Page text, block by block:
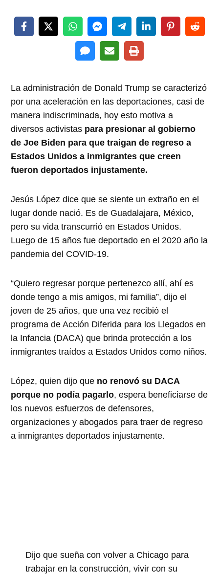
La administración de Donald Trump se caracterizó
por una aceleración en las deportaciones, casi de
manera indiscriminada, hoy esto motiva a
diversos activistas para presionar al gobierno
de Joe Biden para que traigan de regreso a
Estados Unidos a inmigrantes que creen
fueron deportados injustamente.
Jesús López dice que se siente un extraño en el
lugar donde nació. Es de Guadalajara, México,
pero su vida transcurrió en Estados Unidos.
Luego de 15 años fue deportado en el 2020 año la
pandemia del COVID-19.
“Quiero regresar porque pertenezco allí, ahí es
donde tengo a mis amigos, mi familia”, dijo el
joven de 25 años, que una vez recibió el
programa de Acción Diferida para los Llegados en
la Infancia (DACA) que brinda protección a los
inmigrantes traídos a Estados Unidos como niños.
López, quien dijo que no renovó su DACA
porque no podía pagarlo, espera beneficiarse de
los nuevos esfuerzos de defensores,
organizaciones y abogados para traer de regreso
a inmigrantes deportados injustamente.
Dijo que sueña con volver a Chicago para
trabajar en la construcción, vivir con su